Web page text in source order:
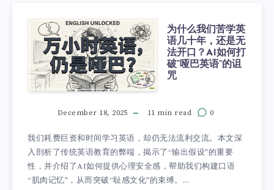
为什么我们苦学英
语几十年，还是无
法开口？AI如何打
破“哑巴英语”的诅
咒
December 18, 2025 11 min read 0
我们耗费巨资和时间学习英语，却仍无法流利交流。本文深
入剖析了传统英语教育的弊端，揭示了“输出假设”的重要
性，并介绍了AI如何提供心理安全感，帮助我们构建口语
“肌肉记忆”，从而突破“耻感文化”的束缚。...